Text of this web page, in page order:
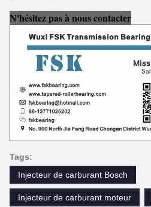
N'hésitez pas à nous contacter
Tags:
Injecteur de carburant Bosch
Injecteur de carburant moteur